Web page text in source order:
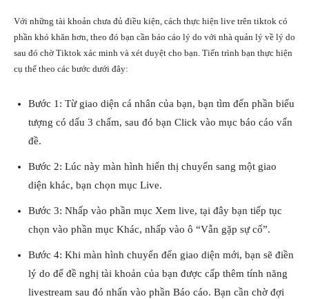
Với những tài khoản chưa đủ điều kiện, cách thực hiện live trên tiktok có
phần khó khăn hơn, theo đó bạn cần báo cáo lý do với nhà quản lý về lý do
sau đó chờ Tiktok xác minh và xét duyệt cho bạn. Tiến trình bạn thực hiện
cụ thể theo các bước dưới đây:
Bước 1: Từ giao diện cá nhân của bạn, bạn tìm đến phần biểu
tượng có dấu 3 chấm, sau đó bạn Click vào mục báo cáo vấn
đề.
Bước 2: Lúc này màn hình hiển thị chuyển sang một giao
diện khác, bạn chọn mục Live.
Bước 3: Nhấp vào phần mục Xem live, tại đây bạn tiếp tục
chọn vào phần mục Khác, nhấp vào ô “Vẫn gặp sự cố”.
Bước 4: Khi màn hình chuyển đến giao diện mới, bạn sẽ điền
lý do để đề nghị tài khoản của bạn được cấp thêm tính năng
livestream sau đó nhấn vào phần Báo cáo. Bạn cần chờ đợi